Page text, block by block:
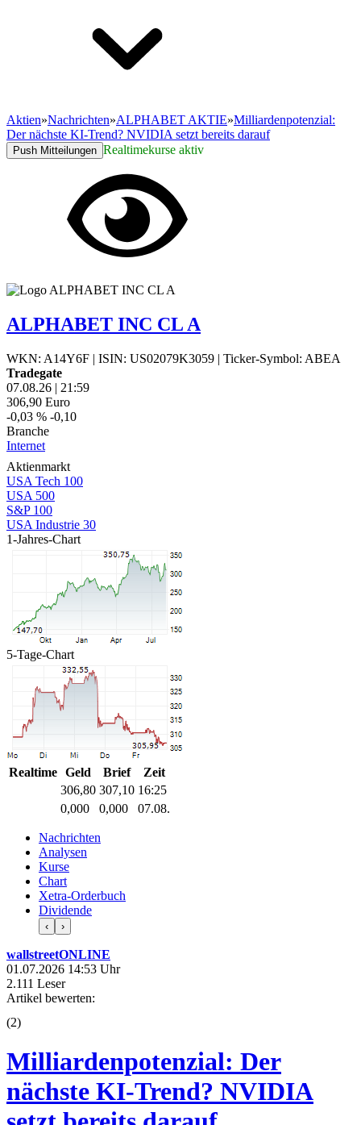
Aktien»Nachrichten»ALPHABET AKTIE»Milliardenpotenzial:
Der nächste KI-Trend? NVIDIA setzt bereits darauf
Push Mitteilungen Realtimekurse aktiv
ALPHABET INC CL A
WKN: A14Y6F | ISIN: US02079K3059 | Ticker-Symbol: ABEA
Tradegate
07.08.26 | 21:59
306,90 Euro
-0,03 % -0,10
Branche
Internet
Aktienmarkt
USA Tech 100
USA 500
S&P 100
USA Industrie 30
1-Jahres-Chart
5-Tage-Chart
Realtime Geld Brief
Zeit
306,80 307,10 16:25
0,000
0,000 07.08.
Nachrichten
Analysen
Kurse
Chart
Xetra-Orderbuch
Dividende
‹ ›
wallstreetONLINE
01.07.2026 14:53 Uhr
2.111 Leser
Artikel bewerten:
(2)
Milliardenpotenzial: Der
nächste KI-Trend? NVIDIA